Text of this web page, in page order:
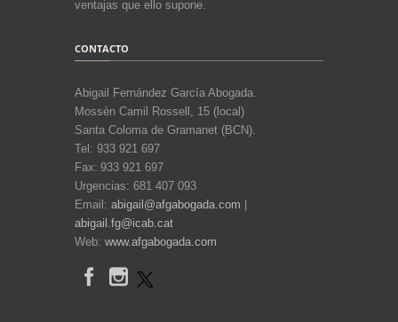
ventajas que ello supone.
CONTACTO
Abigail Fernández García Abogada.
Mossèn Camil Rossell, 15 (local)
Santa Coloma de Gramanet (BCN).
Tel: 933 921 697
Fax: 933 921 697
Urgencias: 681 407 093
Email: abigail@afgabogada.com
abigail.fg@icab.cat
Web: www.afgabogada.com